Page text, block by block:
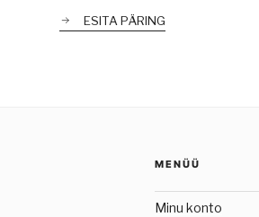
ESITA PÄRING
MENÜÜ
Minu konto